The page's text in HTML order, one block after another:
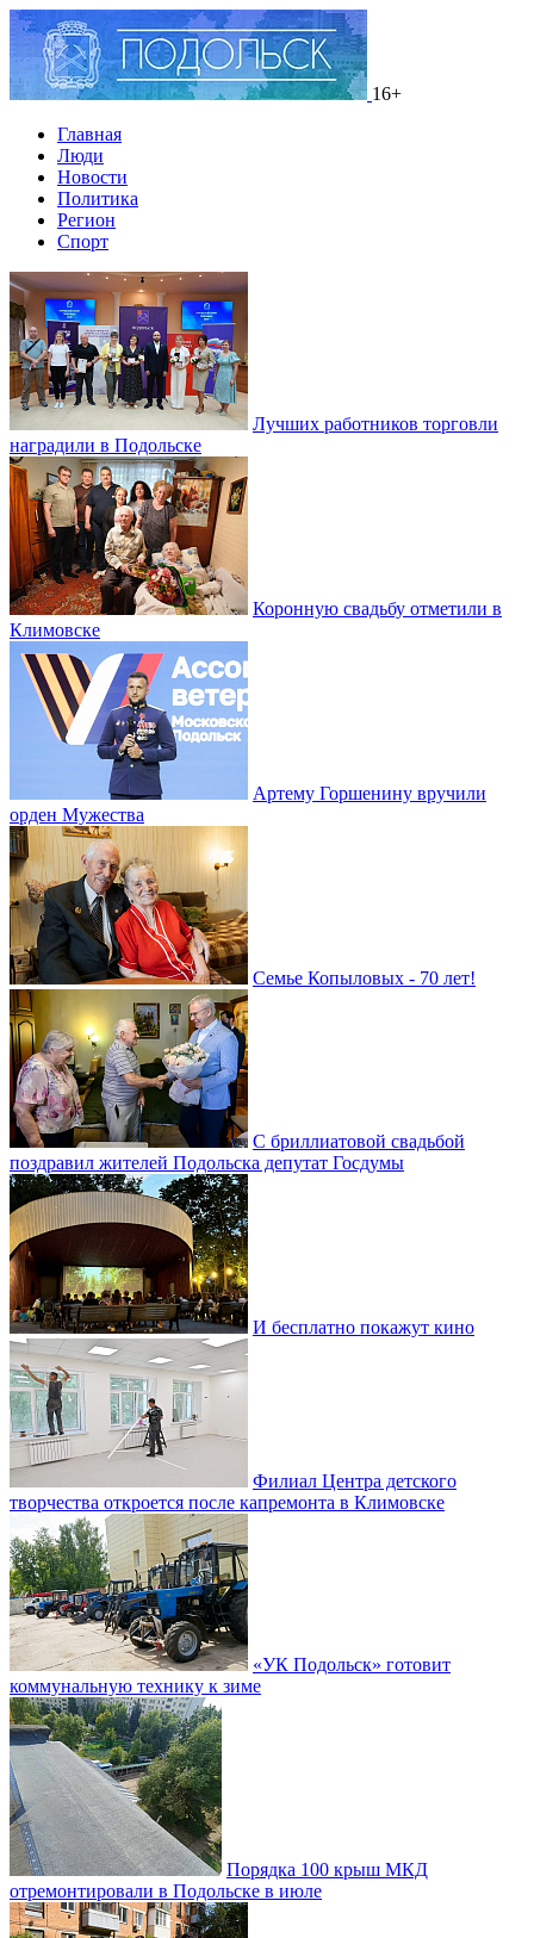
16+
Главная
Люди
Новости
Политика
Регион
Спорт
Лучших работников торговли
наградили в Подольске
Коронную свадьбу отметили в
Климовске
Артему Горшенину вручили
орден Мужества
Семье Копыловых - 70 лет!
С бриллиатовой свадьбой
поздравил жителей Подольска депутат Госдумы
И бесплатно покажут кино
Филиал Центра детского
творчества откроется после капремонта в Климовске
«УК Подольск» готовит
коммунальную технику к зиме
Порядка 100 крыш МКД
отремонтировали в Подольске в июле